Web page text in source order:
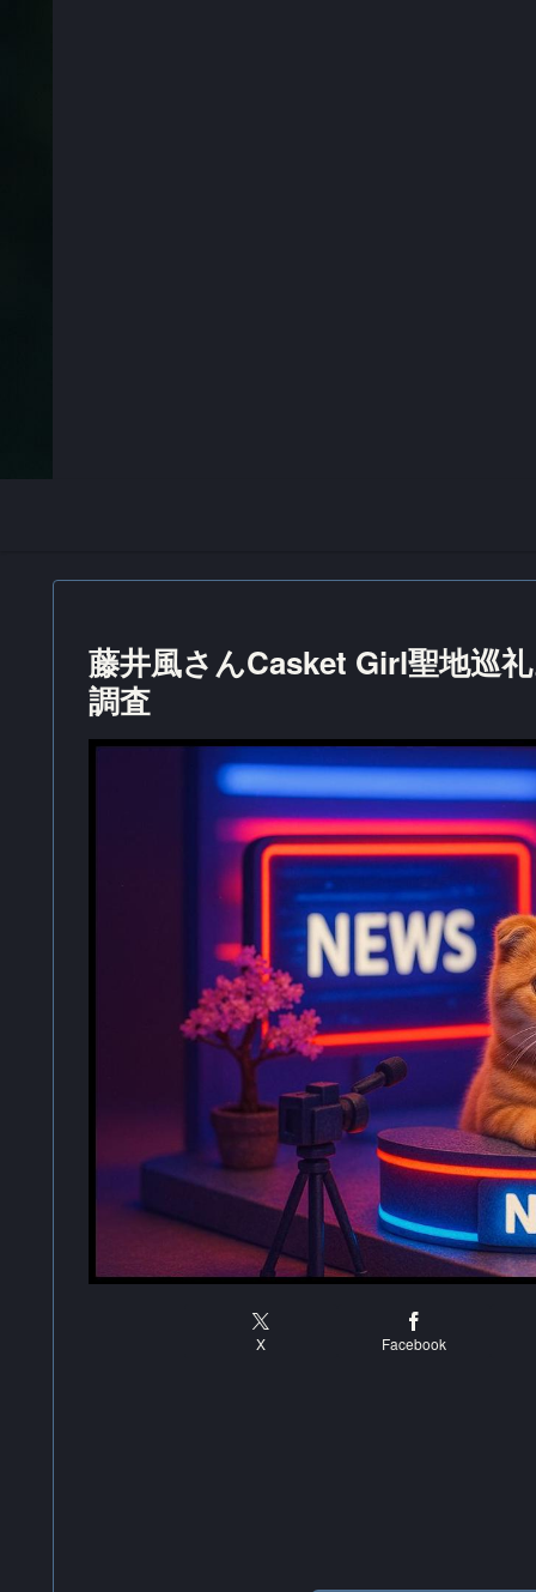
藤井風さんCasket Girl聖地巡
調査
X Facebook